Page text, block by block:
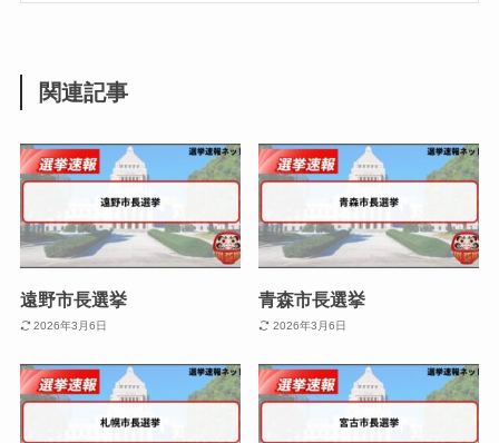
関連記事
遠野市長選挙
2026年3月6日
青森市長選挙
2026年3月6日